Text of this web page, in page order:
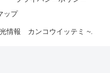
ップ
情報 カンコウイッテミ ~.